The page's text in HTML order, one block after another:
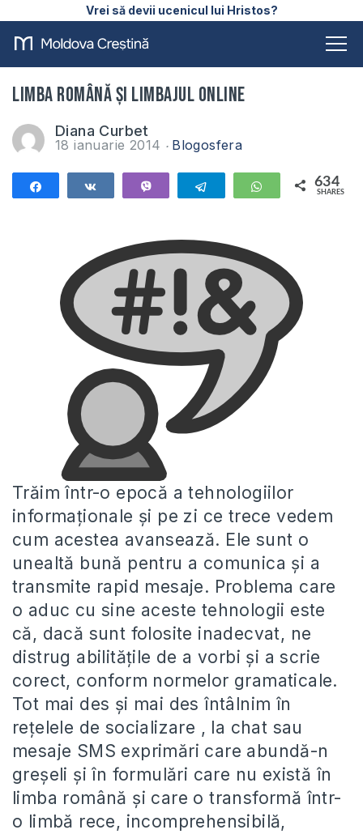
Vrei să devii ucenicul lui Hristos?
Limba română și limbajul online
Diana Curbet
18 ianuarie 2014 Blogosfera
Telegram WhatsApp
634
SHARES
Trăim într-o epocă a tehnologiilor
informaționale și pe zi ce trece vedem
cum acestea avansează. Ele sunt o
unealtă bună pentru a comunica și a
transmite rapid mesaje. Problema care
o aduc cu sine aceste tehnologii este
că, dacă sunt folosite inadecvat, ne
distrug abilitățile de a vorbi și a scrie
corect, conform normelor gramaticale.
Tot mai des și mai des întâlnim în
rețelele de socializare , la chat sau
mesaje SMS exprimări care abundă-n
greșeli și în formulări care nu există în
limba română și care o transformă într-
o limbă rece, incomprehensibilă,